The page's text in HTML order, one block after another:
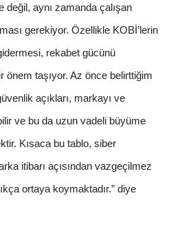
değil, aynı zamanda çalışan
gerekiyor. Özellikle KOBİ’lerin
rekabet gücünü
önem taşıyor. Az önce belirttiğim
açıkları, markayı ve
ve bu da uzun vadeli büyüme
Kısaca bu tablo, siber
itibarı açısından vazgeçilmez
ortaya koymaktadır.” diye